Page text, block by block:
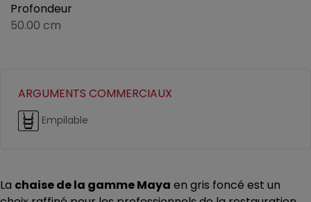
Profondeur
50.00 cm
ARGUMENTS COMMERCIAUX
Empilable
La chaise de la gamme Maya en gris foncé est un